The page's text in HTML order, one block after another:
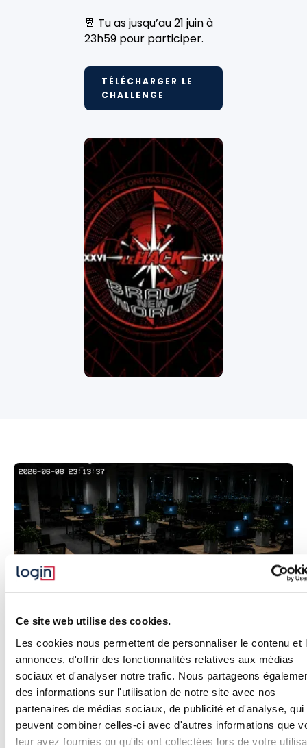
Ce site web utilise des cookies.
Les cookies nous permettent de personnaliser le contenu et
annonces, d'offrir des fonctionnalités relatives aux médias
sociaux et d'analyser notre trafic. Nous partageons
des informations sur l'utilisation de notre site avec nos
partenaires de médias sociaux, de publicité et d'analyse, qui
peuvent combiner celles-ci avec d'autres informations que
leur avez fournies ou qu'ils ont collectées lors de votre
📆 Tu as jusqu’au 21 juin à
23h59 pour participer.
TÉLÉCHARGER LE
CHALLENGE
Le scénario